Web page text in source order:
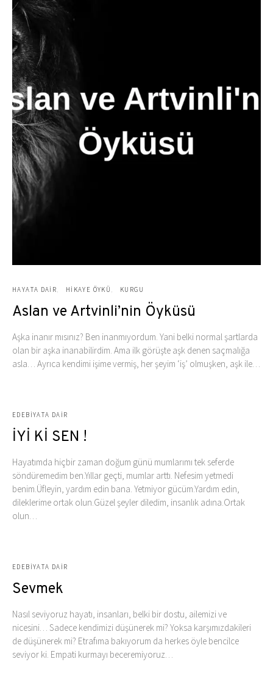
HAYATA DAIR HIKAYE ÖYKÜ KURGU
Aslan ve Artvinli’nin Öyküsü
Aşka inanır mısınız? Ben inanmıyordum. Yani belki normal şartlarda
olan bir aşka inanabilirdim. Ama ilk görüşte aşk denen saçmalığa
asla… Ayrıca kendimi işime vermiş, her şeyim ‘iş’ olmuşken, aşk ile…
EDEBIYATA DAIR
İYİ Kİ SEN !
Hayatımda hiçbir zaman doğum günü mumlarımı tek seferde
söndüremedim ben.Yıllar geçti, mumlar arttı. Nefesim yetmedi
benim.Üfleyin, yardım edin bana. Yetmiyor gücüm.Yardım edin,
dileklerime ortak olun.Güzel şeyler diledim, insanlık adına.Ortak
olun…
EDEBIYATA DAIR
Sevmek
Nasıl seviyoruz hayatı, insanları, belki bir dostu, ailemizi ve
nicesini… Sadece kendimizi düşünerek mi? Yoksa karşımızdakileri
de düşünerek mi? Etrafıma bakıyorum da herkes öyle bencilce
seviyor ki. Empati kurmayı beceremiyoruz…